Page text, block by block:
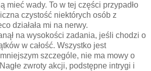
mieć wady. To w tej części przypadło
czystość niektórych osób z
działała mi na nerwy.
na wysokości zadania, jeśli chodzi o
w całość. Wszystko jest
szczególe, nie ma mowy o
zwroty akcji, podstępne intrygi i